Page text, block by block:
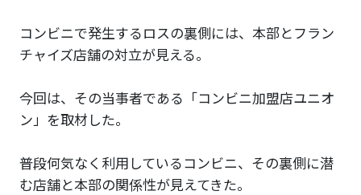
コンビニで発生するロスの裏側には、本部とフラン
チャイズ店舗の対立が見える。
今回は、その当事者である「コンビニ加盟店ユニオ
ン」を取材した。
普段何気なく利用しているコンビニ、その裏側に潜
む店舗と本部の関係性が見えてきた。